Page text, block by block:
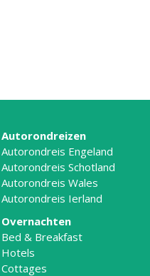
Autorondreizen
Autorondreis Engeland
Autorondreis Schotland
Autorondreis Wales
Autorondreis Ierland
Overnachten
Bed & Breakfast
Hotels
Cottages